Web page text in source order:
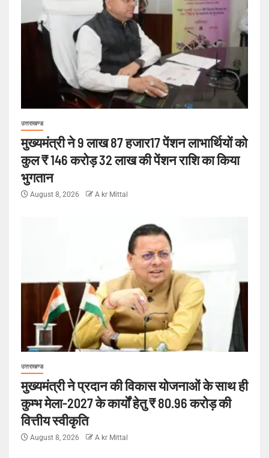
उत्तराखण्ड
मुख्यमंत्री ने 9 लाख 87 हजार17 पेंशन लाभार्थियों को
कुल ₹ 146 करोड़ 32 लाख की पेंशन राशि का किया
भुगतान
August 8, 2026 A kr Mittal
उत्तराखण्ड
मुख्यमंत्री ने प्रदान की विकास योजनाओं के साथ ही
कुम्भ मेला-2027 के कार्यों हेतु ₹ 80.96 करोड़ की
वित्तीय स्वीकृति
August 8, 2026 A kr Mittal